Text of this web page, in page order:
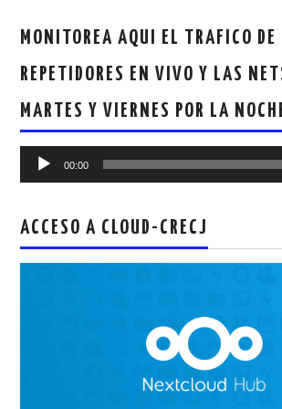
MONITOREA AQUI EL TRAFICO DE
REPETIDORES EN VIVO Y LAS
MARTES Y VIERNES POR LA
Reproductor
00:00
ACCESO A CLOUD-CRECJ